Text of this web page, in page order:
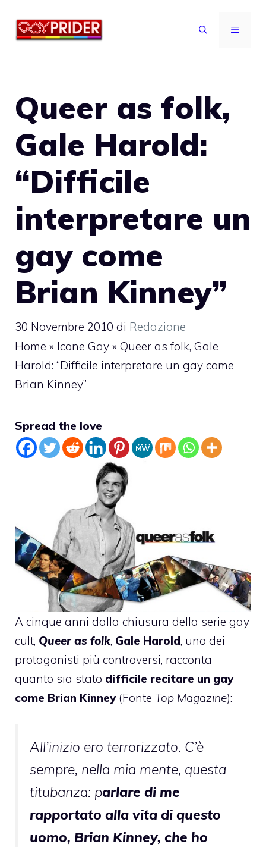
MENU
Queer as folk,
Gale Harold:
“Difficile
interpretare un
gay come
Brian Kinney”
30 Novembre 2010 di Redazione
Home » Icone Gay » Queer as folk, Gale
Harold: “Difficile interpretare un gay come
Brian Kinney”
Spread the love
A cinque anni dalla chiusura della serie gay
cult, Queer as folk, Gale Harold, uno dei
protagonisti più controversi, racconta
quanto sia stato difficile recitare un gay
come Brian Kinney(Fonte Top Magazine):
All’inizio ero terrorizzato. C’è
sempre, nella mia mente, questa
titubanza: parlare di me
rapportato alla vita di questo
uomo, Brian Kinney, che ho